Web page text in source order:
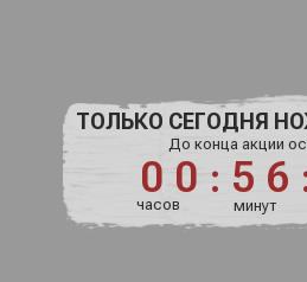
часов минут
До конца акции
ТОЛЬКО СЕГОДНЯ